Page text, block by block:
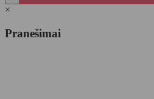
×
Pranešimai